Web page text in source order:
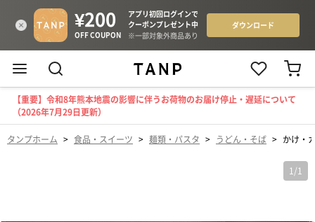
【重要】令和8年熊本地震の影響に伴うお荷物のお届け停止・遅延について
（2026年7月29日更新）
タンプホーム > 食品・スイーツ > 麺類・パスタ > うどん・そば > かけ・
1 /1